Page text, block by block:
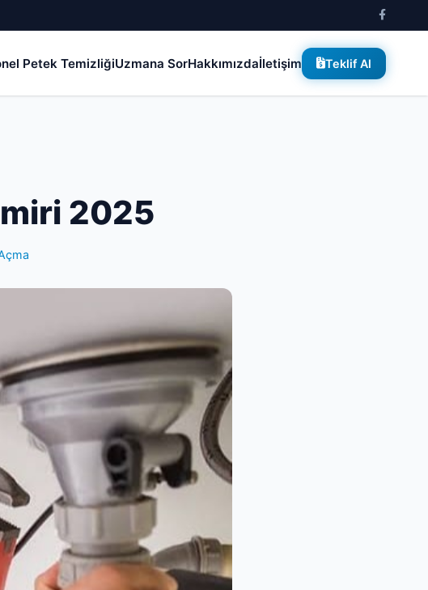
Petek TemizliğiUzmana SorHakkımızdaİletişim Teklif Al
2025